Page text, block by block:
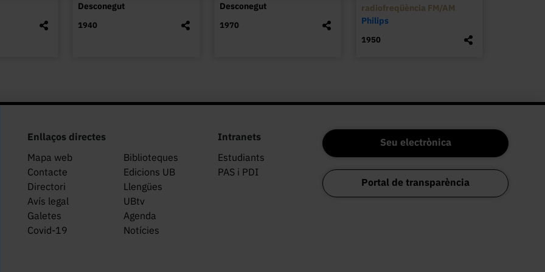
ser fundada l’any 1908.
Desconegut
1940
Desconegut
1970
radiofreqüència FM/AM
Philips
1950
Enllaços directes
Mapa web
Biblioteques
Contacte
Edicions UB
Directori
Llengües
Avís legal
UBtv
Galetes
Agenda
Covid-19
Notícies
Intranets
Estudiants
PAS i PDI
Seu electrònica
Portal de transparència